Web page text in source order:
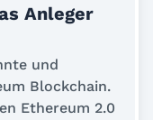
Anleger
und
Blockchain.
Ethereum 2.0